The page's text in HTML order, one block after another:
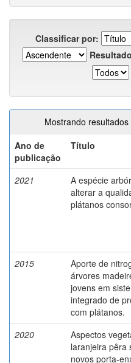
Classificar por:
Mostrando
Ano de
publicação
Título
2021
A espécie
alterar a
plátanos
2015
Aporte de
árvores
jovens em
integrado de
com plátanos.
2020
Aspectos
laranjeira pêra
novos porta-